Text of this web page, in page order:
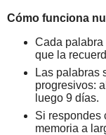
Cómo funciona
Cada palabra
que la
Las palabras
progresivos:
luego 9 días.
Si respondes
memoria a